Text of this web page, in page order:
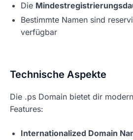
Die
Bestimmte Namen sind
verfügbar
Technische Aspekte
Die .ps Domain bietet dir
Features:
Internationalized Domain